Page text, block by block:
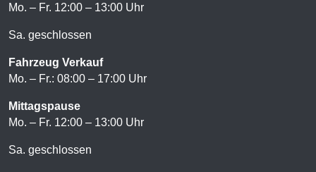
Mo. – Fr. 12:00 – 13:00 Uhr
Sa. geschlossen
Fahrzeug Verkauf
Mo. – Fr.: 08:00 – 17:00 Uhr
Mittagspause
Mo. – Fr. 12:00 – 13:00 Uhr
Sa. geschlossen